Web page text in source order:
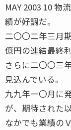
MAY 2003 10 物
績が好調だ。
二〇〇二年三月
億円の連結最終
さらに二〇〇三
見込んでいる。
九九年一〇月に
が、期待された
なかでも業績の